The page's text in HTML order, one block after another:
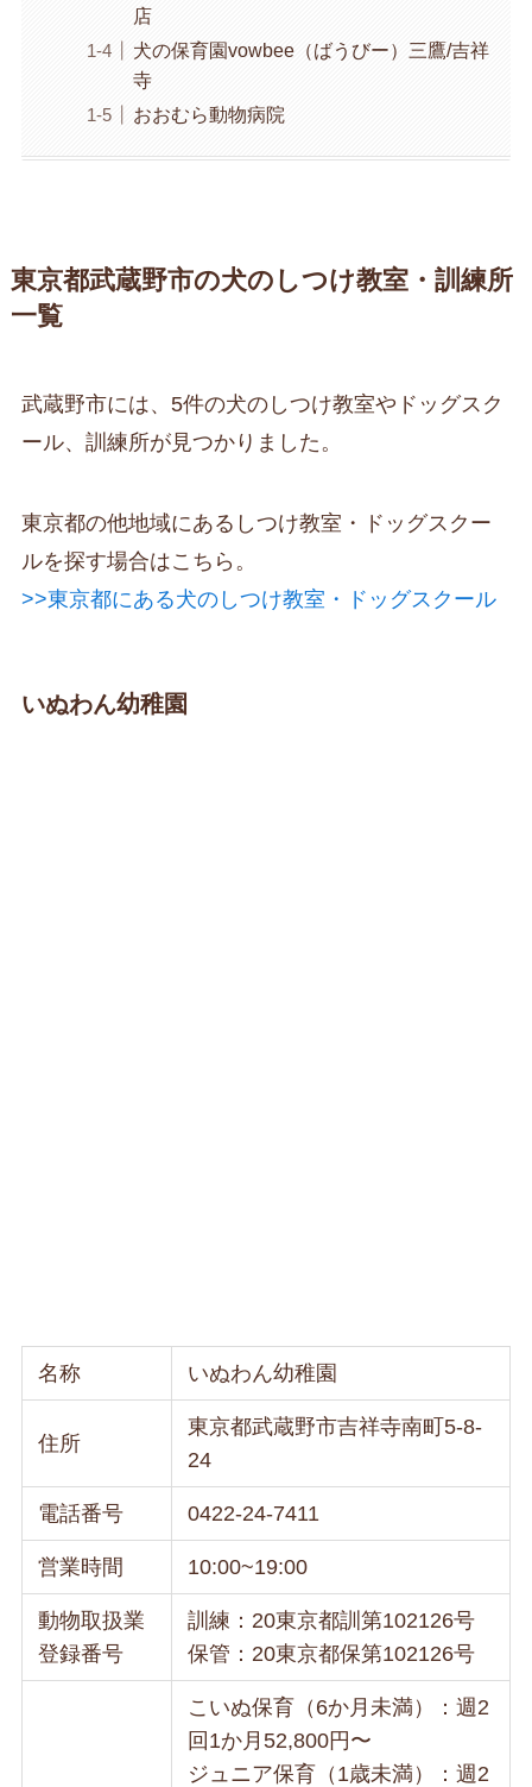
店
犬の保育園vowbee（ばうびー）三鷹/吉祥
寺
おおむら動物病院
東京都武蔵野市の犬のしつけ教室・訓練所
一覧
武蔵野市には、5件の犬のしつけ教室やドッグスク
ール、訓練所が見つかりました。
東京都の他地域にあるしつけ教室・ドッグスクー
ルを探す場合はこちら。
>>東京都にある犬のしつけ教室・ドッグスクール
いぬわん幼稚園
名称 いぬわん幼稚園
住所
東京都武蔵野市吉祥寺南町5-8-
24
電話番号 0422-24-7411
営業時間 10:00~19:00
動物取扱業
登録番号
訓練：20東京都訓第102126号
保管：20東京都保第102126号
こいぬ保育（6か月未満）：週2
回1か月52,800円〜
ジュニア保育（1歳未満）：週2